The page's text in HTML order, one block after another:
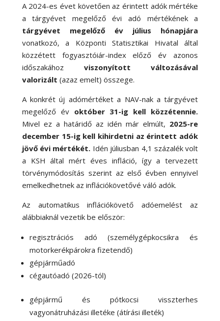
A 2024-es évet követően az érintett adók mértéke
a tárgyévet megelőző évi adó mértékének a
tárgyévet megelőző év július
hónapjára
vonatkozó, a Központi Statisztikai Hivatal által
közzétett fogyasztóiár-index előző év azonos
időszakához viszonyított változásával
valorizált (azaz emelt) összege.
A konkrét új adómértéket a NAV-nak a tárgyévet
megelőző év október 31-ig kell közzétennie.
Mivel ez a határidő az idén már elmúlt, 2025-re
december 15-ig kell kihirdetni az érintett adók
jövő évi mértékét. Idén júliusban 4,1 százalék volt
a KSH által mért éves infláció, így a tervezett
törvénymódosítás szerint az első évben ennyivel
emelkedhetnek az inflációkövetővé váló adók.
Az automatikus inflációkövető adóemelést az
alábbiaknál vezetik be először:
regisztrációs adó (személygépkocsikra és
motorkerékpárokra fizetendő)
gépjárműadó
cégautóadó (2026-tól)
gépjármű és pótkocsi visszterhes
vagyonátruházási illetéke (átírási illeték)